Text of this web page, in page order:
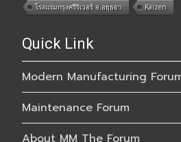
โรงแรมกรุงศรีริเวอร์ จ.อยุธยา Kaizen
Quick Link
Modern Manufacturing
Maintenance Forum